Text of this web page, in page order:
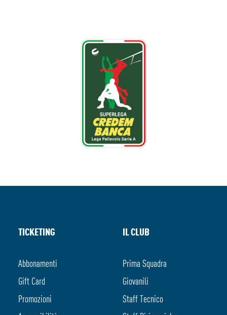
TICKETING
Abbonamenti
Gift Card
Promozioni
IL CLUB
Prima Squadra
Giovanili
Staff Tecnico